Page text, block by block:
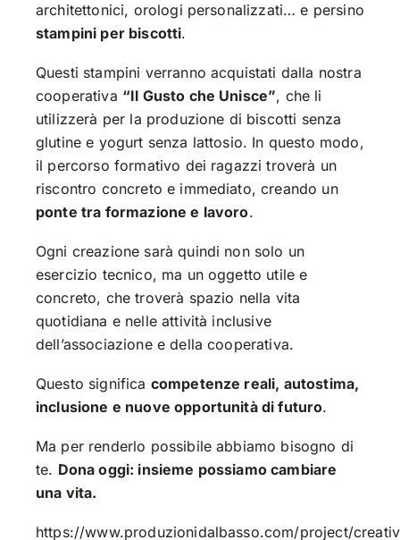
architettonici, orologi personalizzati… e persino
stampini per biscotti.
Questi stampini verranno acquistati dalla nostra
cooperativa “Il Gusto che Unisce”, che li
utilizzerà per la produzione di biscotti senza
glutine e yogurt senza lattosio. In questo modo,
il percorso formativo dei ragazzi troverà un
riscontro concreto e immediato, creando un
ponte tra formazione e lavoro.
Ogni creazione sarà quindi non solo un
esercizio tecnico, ma un oggetto utile e
concreto, che troverà spazio nella vita
quotidiana e nelle attività inclusive
dell’associazione e della cooperativa.
Questo significa competenze reali, autostima,
inclusione e nuove opportunità di futuro.
Ma per renderlo possibile abbiamo bisogno di
te. Dona oggi: insieme possiamo cambiare
una vita.
https://www.produzionidalbasso.com/project/